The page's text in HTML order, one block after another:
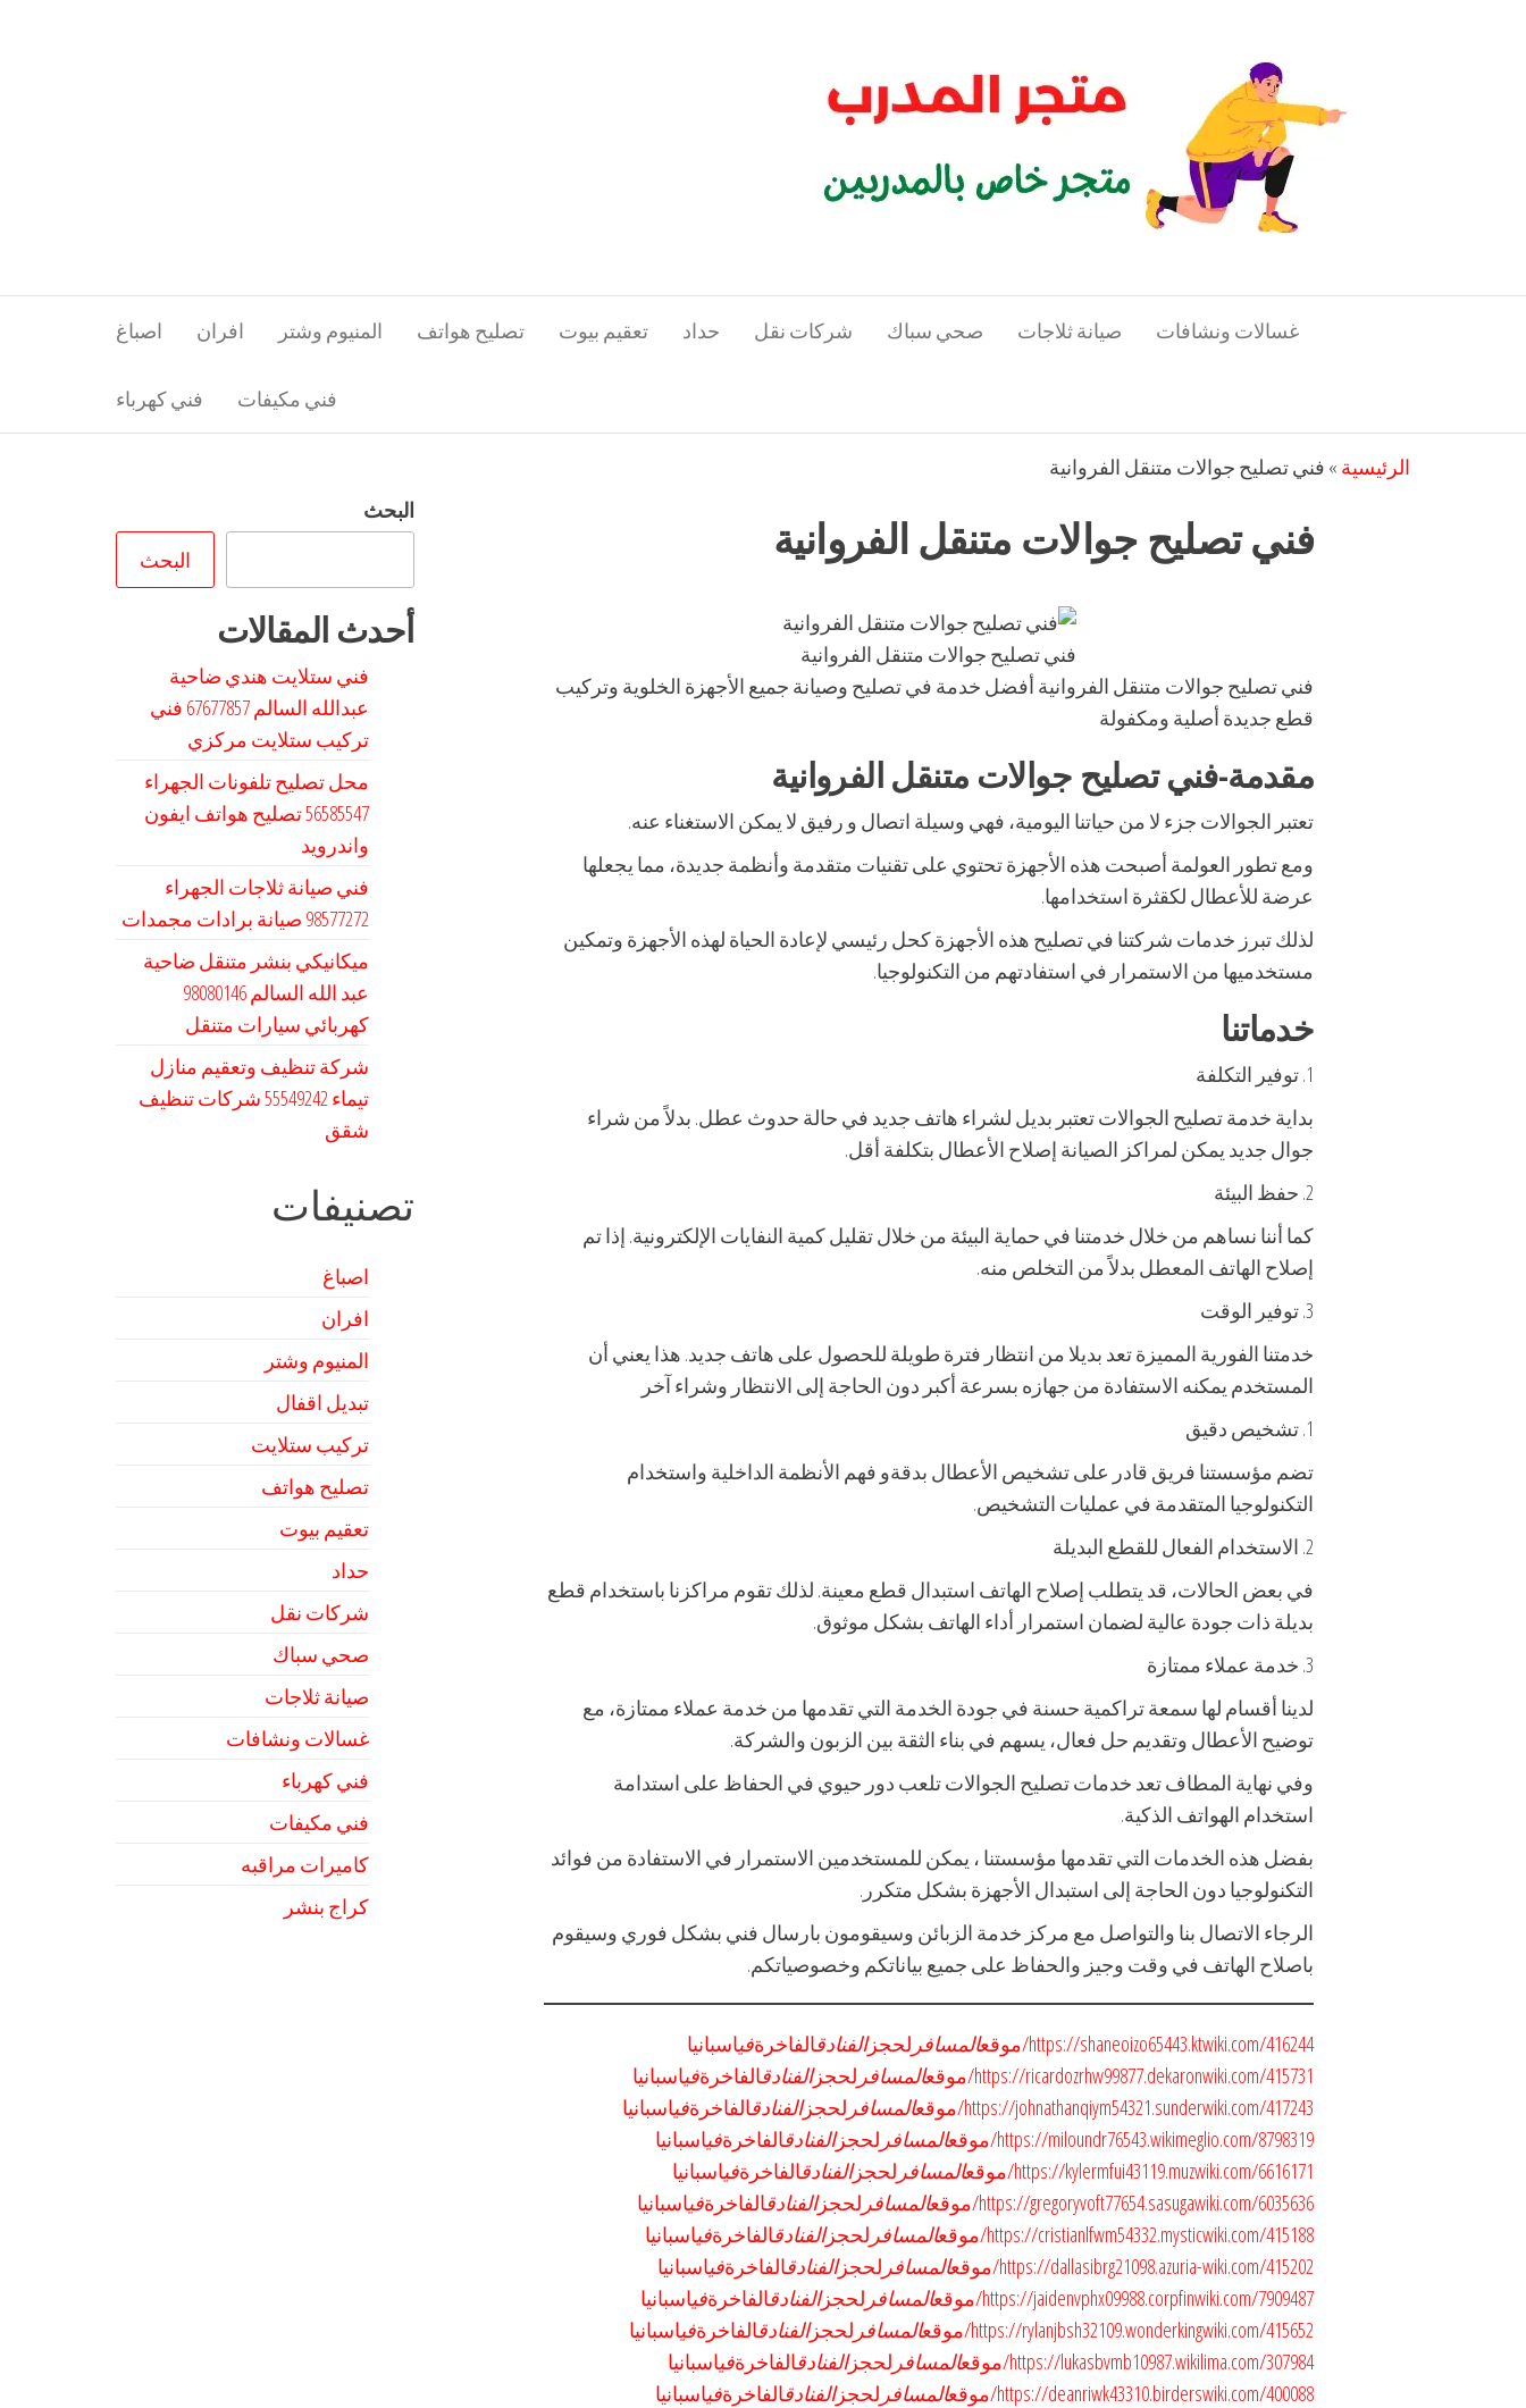
المدرب
الرياضيين
اصباغ افران المنيوم وشتر تصليح هواتف تعقيم بيوت حداد شركات نقل صحي سباك صيانة ثلاجات غسالات ونشافات
فني كهرباء فني مكيفات
الرئيسية » فني تصليح جوالات متنقل الفروانية
فني تصليح جوالات متنقل الفروانية
فني تصليح جوالات متنقل الفروانية
فني تصليح جوالات متنقل الفروانية أفضل خدمة في تصليح وصيانة جميع الأجهزة الخلوية وتركيب
قطع جديدة أصلية ومكفولة
مقدمة-فني تصليح جوالات متنقل الفروانية
تعتبر الجوالات جزء لا من حياتنا اليومية، فهي وسيلة اتصال و رفيق لا يمكن الاستغناء عنه.
ومع تطور العولمة أصبحت هذه الأجهزة تحتوي على تقنيات متقدمة وأنظمة جديدة، مما يجعلها
عرضة للأعطال لكقثرة استخدامها.
لذلك تبرز خدمات شركتنا في تصليح هذه الأجهزة كحل رئيسي لإعادة الحياة لهذه الأجهزة وتمكين
مستخدميها من الاستمرار في استفادتهم من التكنولوجيا.
خدماتنا
1. توفير التكلفة
بداية خدمة تصليح الجوالات تعتبر بديل لشراء هاتف جديد في حالة حدوث عطل. بدلاً من شراء
جوال جديد يمكن لمراكز الصيانة إصلاح الأعطال بتكلفة أقل.
2. حفظ البيئة
كما أننا نساهم من خلال خدمتنا في حماية البيئة من خلال تقليل كمية النفايات الإلكترونية. إذا تم
إصلاح الهاتف المعطل بدلاً من التخلص منه.
3. توفير الوقت
خدمتنا الفورية المميزة تعد بديلا من انتظار فترة طويلة للحصول على هاتف جديد. هذا يعني أن
المستخدم يمكنه الاستفادة من جهازه بسرعة أكبر دون الحاجة إلى الانتظار وشراء آخر
1. تشخيص دقيق
تضم مؤسستنا فريق قادر على تشخيص الأعطال بدقةو فهم الأنظمة الداخلية واستخدام
التكنولوجيا المتقدمة في عمليات التشخيص.
2. الاستخدام الفعال للقطع البديلة
في بعض الحالات، قد يتطلب إصلاح الهاتف استبدال قطع معينة. لذلك تقوم مراكزنا باستخدام قطع
بديلة ذات جودة عالية لضمان استمرار أداء الهاتف بشكل موثوق.
3. خدمة عملاء ممتازة
لدينا أقسام لها سمعة تراكمية حسنة في جودة الخدمة التي تقدمها من خدمة عملاء ممتازة، مع
توضيح الأعطال وتقديم حل فعال، يسهم في بناء الثقة بين الزبون والشركة.
وفي نهاية المطاف تعد خدمات تصليح الجوالات تلعب دور حيوي في الحفاظ على استدامة
استخدام الهواتف الذكية.
بفضل هذه الخدمات التي تقدمها مؤسستنا ، يمكن للمستخدمين الاستمرار في الاستفادة من فوائد
التكنولوجيا دون الحاجة إلى استبدال الأجهزة بشكل متكرر.
الرجاء الاتصال بنا والتواصل مع مركز خدمة الزبائن وسيقومون بارسال فني بشكل فوري وسيقوم
باصلاح الهاتف في وقت وجيز والحفاظ على جميع بياناتكم وخصوصياتكم.
https://shaneoizo65443.ktwiki.com/416244/موقع المسافر لحجزالفنادقالفاخرةفياسبانيا
https://ricardozrhw99877.dekaronwiki.com/415731/موقع
المسافر لحجزالفنادقالفاخرةفياسبانيا
https://johnathanqiym54321.sunderwiki.com/417243/موقع
المسافر لحجزالفنادقالفاخرةفياسبانيا
https://miloundr76543.wikimeglio.com/8798319/موقع
المسافر لحجزالفنادقالفاخرةفياسبانيا
https://kylermfui43119.muzwiki.com/6616171/موقع
المسافر لحجزالفنادقالفاخرةفياسبانيا
https://gregoryvoft77654.sasugawiki.com/6035636/موقع
المسافر لحجزالفنادقالفاخرةفياسبانيا
https://cristianlfwm54332.mysticwiki.com/415188/موقع
المسافر لحجزالفنادقالفاخرةفياسبانيا
https://dallasibrg21098.azuria-wiki.com/415202/موقع
المسافر لحجزالفنادقالفاخرةفياسبانيا
https://jaidenvphx09988.corpfinwiki.com/7909487/موقع
المسافر لحجزالفنادقالفاخرةفياسبانيا
https://rylanjbsh32109.wonderkingwiki.com/415652/موقع
المسافر لحجزالفنادقالفاخرةفياسبانيا
https://lukasbvmb10987.wikilima.com/307984/موقع
المسافر لحجزالفنادقالفاخرةفياسبانيا
https://deanriwk43310.birderswiki.com/400088/موقع
المسافر لحجزالفنادقالفاخرةفياسبانيا
البحث
البحث
أحدث المقالات
فني ستلايت هندي ضاحية
عبدالله السالم 67677857 فني
تركيب ستلايت مركزي
محل تصليح تلفونات الجهراء
56585547 تصليح هواتف ايفون
واندرويد
فني صيانة ثلاجات الجهراء
98577272 صيانة برادات مجمدات
ميكانيكي بنشر متنقل ضاحية
كهربائي سيارات متنقل
شركة تنظيف وتعقيم منازل
تيماء 55549242 شركات تنظيف
شقق
تصنيفات
اصباغ
افران
المنيوم وشتر
تبديل اقفال
تركيب ستلايت
تصليح هواتف
تعقيم بيوت
حداد
شركات نقل
صحي سباك
صيانة ثلاجات
غسالات ونشافات
فني كهرباء
فني مكيفات
كاميرات مراقبه
كراج بنشر